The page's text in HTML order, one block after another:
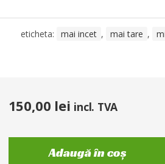
eticheta: mai incet , mai tare ,
150,00 lei incl. TVA
Adaugă în coș